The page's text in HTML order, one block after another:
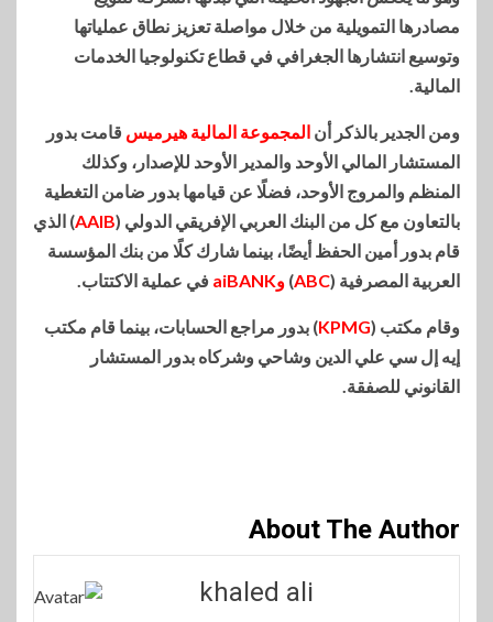
مصادرها التمويلية من خلال مواصلة تعزيز نطاق عملياتها
وتوسيع انتشارها الجغرافي في قطاع تكنولوجيا الخدمات
المالية.
ومن الجدير بالذكر أن المجموعة المالية هيرميس قامت بدور
المستشار المالي الأوحد والمدير الأوحد للإصدار، وكذلك
المنظم والمروج الأوحد، فضلًا عن قيامها بدور ضامن التغطية
بالتعاون مع كل من البنك العربي الإفريقي الدولي (AAIB) الذي
قام بدور أمين الحفظ أيضًا، بينما شارك كلًا من بنك المؤسسة
العربية المصرفية (ABC
) وaiBANK في عملية الاكتتاب.
وقام مكتب (KPMG) بدور مراجع الحسابات، بينما قام مكتب
إيه إل سي علي الدين وشاحي وشركاه بدور المستشار
القانوني للصفقة.
About The Author
khaled ali